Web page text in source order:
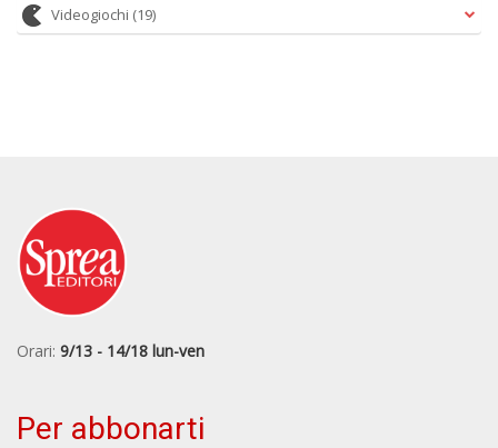
Videogiochi (19)
Orari: 9/13 - 14/18 lun-ven
Per abbonarti